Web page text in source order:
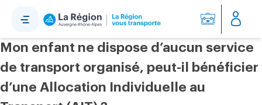
Mon enfant ne dispose d’aucun service
de transport organisé, peut-il bénéficier
d’une Allocation Individuelle au